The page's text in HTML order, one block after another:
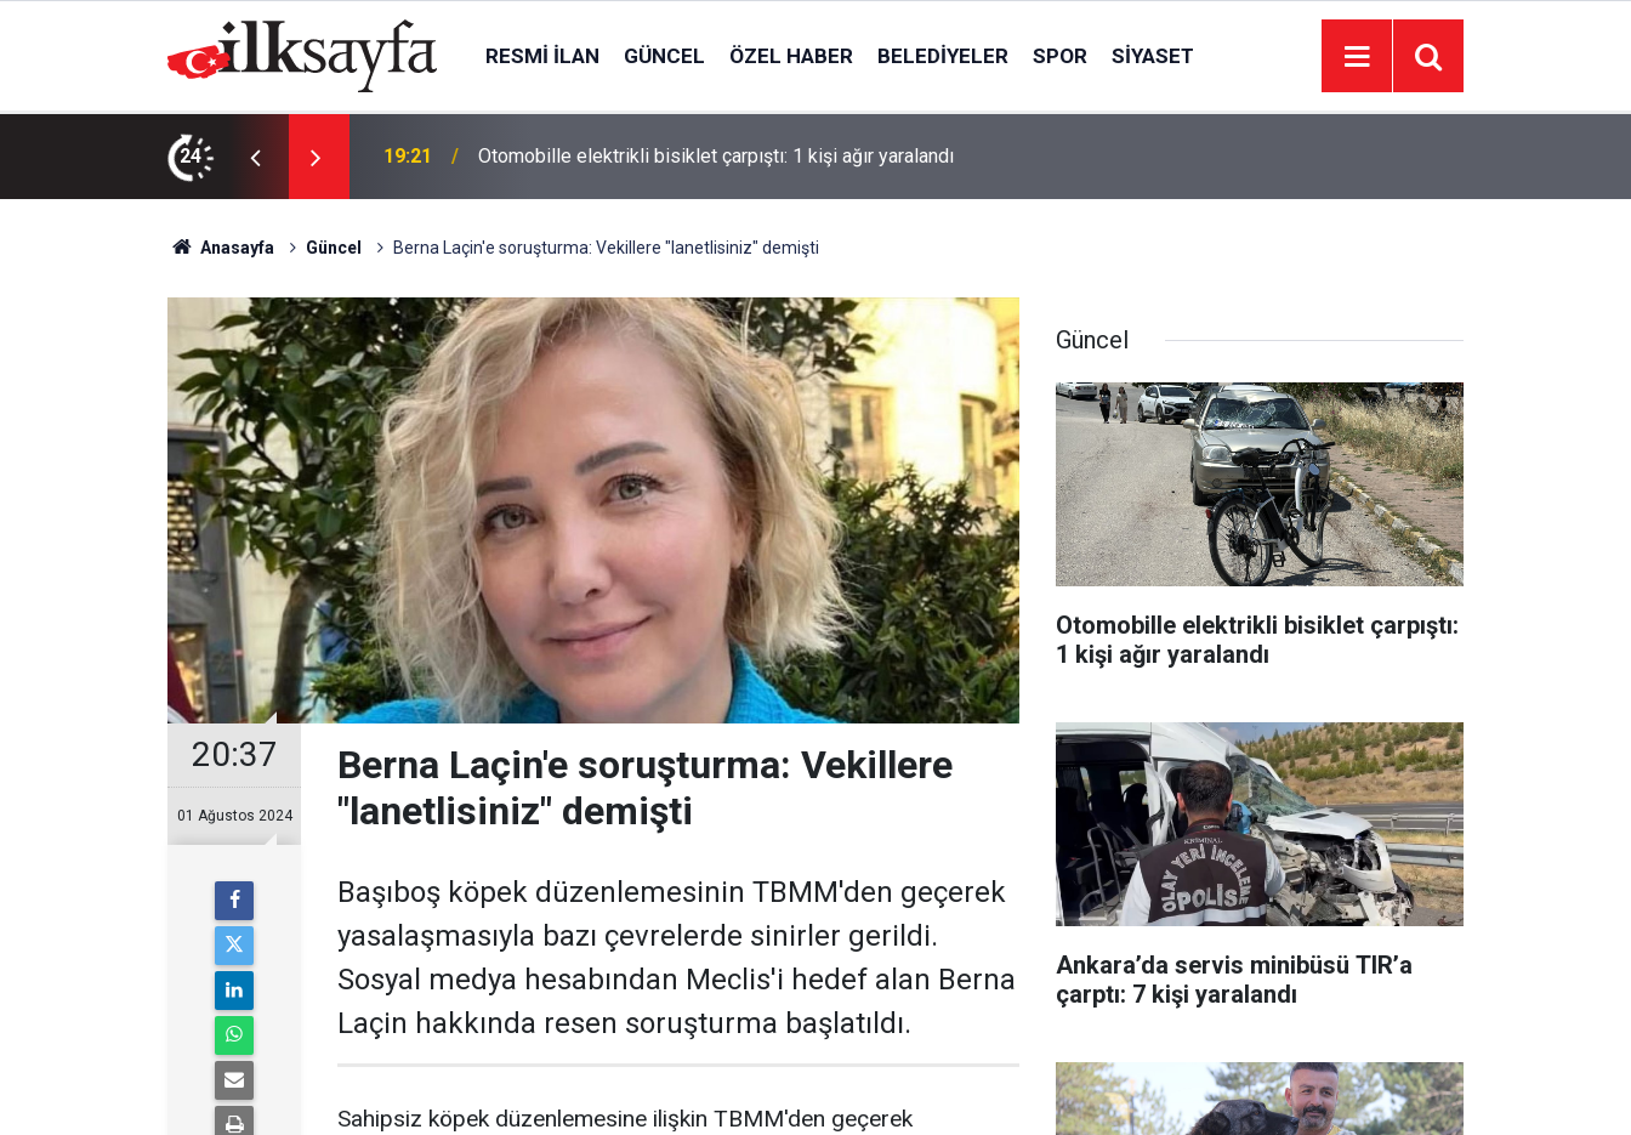
RESMI İLAN GÜNCEL ÖZEL HABER BELEDIYELER SPOR SIYASET
24
1 kişi ağır yaralandı 19:19 Salah Göztepe maçında oynayacak mı? Salah neden yok?
Anasayfa Güncel Berna Laçin'e soruşturma: Vekillere "lanetlisiniz" demişti
20:37
01 Ağustos 2024
Berna Laçin'e soruşturma: Vekillere
"lanetlisiniz" demişti
Başıboş köpek düzenlemesinin TBMM'den geçerek
yasalaşmasıyla bazı çevrelerde sinirler gerildi.
Sosyal medya hesabından Meclis'i hedef alan Berna
Laçin hakkında resen soruşturma başlatıldı.
Sahipsiz köpek düzenlemesine ilişkin TBMM'den geçerek
Güncel
Otomobille elektrikli bisiklet çarpıştı:
1 kişi ağır yaralandı
Ankara’da servis minibüsü TIR’a
çarptı: 7 kişi yaralandı